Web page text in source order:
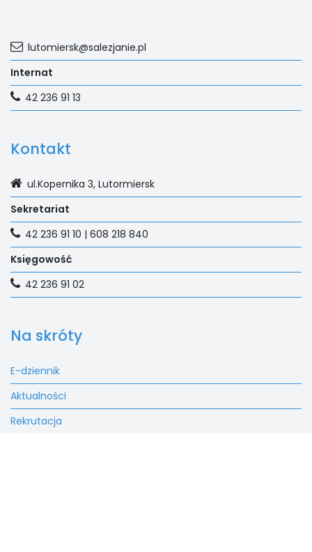
Na skróty
E-dziennik
Aktualności
Rekrutacja
Kontakt
ul.Kopernika 3, Lutormiersk
Sekretariat
42 236 91 10 | 608 218 840
Księgowość
42 236 91 02
lutomiersk@salezjanie.pl
Internat
42 236 91 13